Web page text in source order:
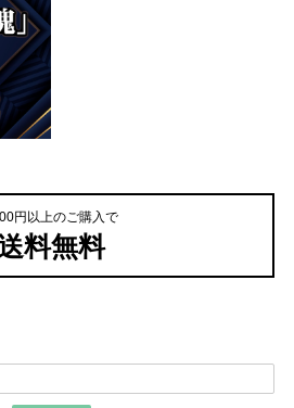
円以上のご購入で
料無料